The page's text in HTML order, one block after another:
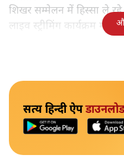
शिखर सम्मेलन में हिस्सा ले रहे
लाइव स्ट्रीमिंग कार्यक्रम में
सत्य हिन्दी ऐपडाउनलोड